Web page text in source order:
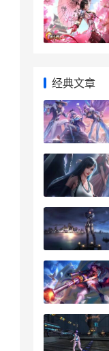
经典文章